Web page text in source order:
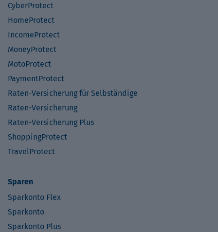
CyberProtect
HomeProtect
IncomeProtect
MoneyProtect
MotoProtect
PaymentProtect
Raten-Versicherung für Selbständige
Raten-Versicherung
Raten-Versicherung Plus
ShoppingProtect
TravelProtect
Sparen
Sparkonto Flex
Sparkonto
Sparkonto Plus